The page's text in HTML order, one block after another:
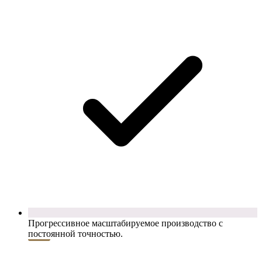
Прогрессивное масштабируемое производство с
постоянной точностью.